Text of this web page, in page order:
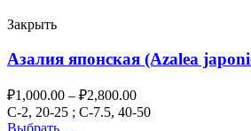
Закрыть
Азалия японская (Azalea
₽1,000.00 – ₽2,800.00
C-2, 20-25 ; C-7.5, 40-50